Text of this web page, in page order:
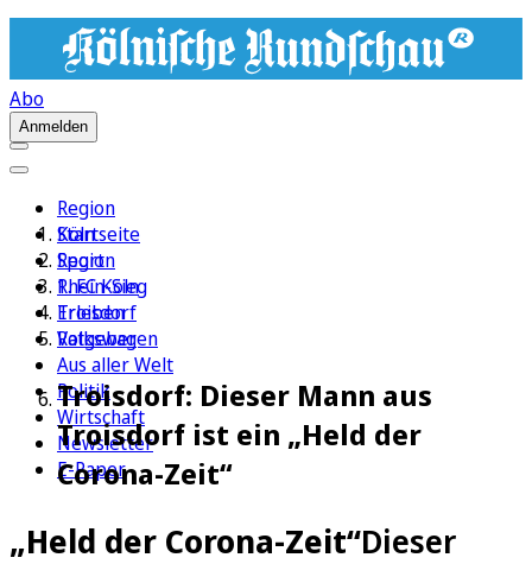
Abo
Anmelden
Region
Köln
Sport
1. FC Köln
Erleben
Ratgeber
Aus aller Welt
Politik
Wirtschaft
Newsletter
E-Paper
Startseite
Region
Rhein-Sieg
Troisdorf
Volkswagen
Troisdorf: Dieser Mann aus
Troisdorf ist ein „Held der
Corona-Zeit“
„Held der Corona-Zeit“Dieser